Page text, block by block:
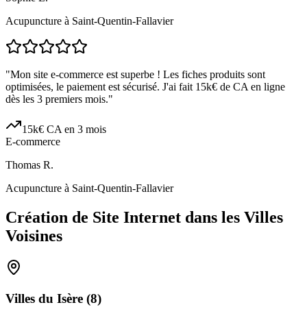
Acupuncture à Saint-Quentin-Fallavier
"Mon site e-commerce est superbe ! Les fiches produits sont
optimisées, le paiement est sécurisé. J'ai fait 15k€ de CA en ligne
dès les 3 premiers mois."
15k€ CA en 3 mois
E-commerce
Thomas R.
Acupuncture à Saint-Quentin-Fallavier
Création de Site Internet dans les Villes
Voisines
Villes du Isère (8)